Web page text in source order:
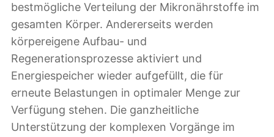
bestmögliche Verteilung der Mikronährstoffe im
gesamten Körper. Andererseits werden
körpereigene Aufbau- und
Regenerationsprozesse aktiviert und
Energiespeicher wieder aufgefüllt, die für
erneute Belastungen in optimaler Menge zur
Verfügung stehen. Die ganzheitliche
Unterstützung der komplexen Vorgänge im